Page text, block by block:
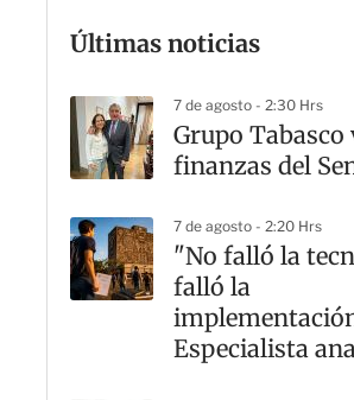
Últimas noticias
7 de agosto - 2:30 Hrs
Grupo Tabasco
finanzas del
7 de agosto - 2:20 Hrs
"No falló la
falló la
Especialista